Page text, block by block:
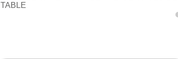
TABLE